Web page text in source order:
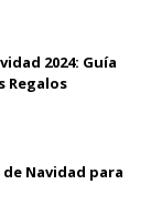
2024: Guía
Regalos
de Navidad para